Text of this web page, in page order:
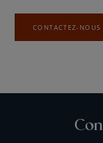
CONTACTEZ-NOUS